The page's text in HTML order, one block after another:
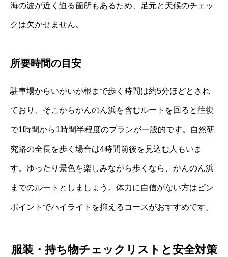
海の波が近く迫る箇所もあるため、足元と天候のチェッ
クは欠かせません。
所要時間の目安
駐車場からいがいが根まで歩く時間は約5分ほどとされ
ており、そこからかんのん浜を含むルートを回ると往復
で1時間から1時間半程度のプランが一般的です。自然研
究路の全長を歩く場合は4時間前後を見込む人もいま
す。ゆったり景色を楽しみながら歩くなら、かんのん浜
までのルートとしましょう。体力に自信がない方はピン
ポイントでハイライトを抑えるコースがおすすめです。
服装・持ち物チェックリストと安全対策